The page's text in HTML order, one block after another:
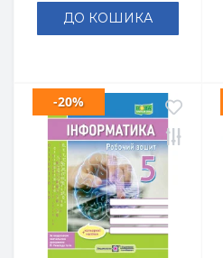
ДО КОШИКА
-20%